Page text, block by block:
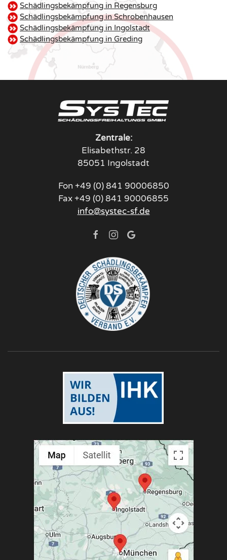
Schädlingsbekämpfung in Regensburg
Schädlingsbekämpfung in Schrobenhausen
Schädlingsbekämpfung in Ingolstadt
Schädlingsbekämpfung in Greding
Zentrale:
Elisabethstr. 28
85051 Ingolstadt
Fon +49 (0) 841 90006850
Fax +49 (0) 841 90006855
info@systec-sf.de